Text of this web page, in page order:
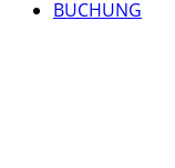
BUCHUNG